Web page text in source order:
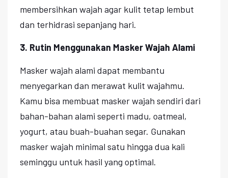
membersihkan wajah agar kulit tetap lembut
dan terhidrasi sepanjang hari.
3. Rutin Menggunakan Masker Wajah Alami
Masker wajah alami dapat membantu
menyegarkan dan merawat kulit wajahmu.
Kamu bisa membuat masker wajah sendiri dari
bahan-bahan alami seperti madu, oatmeal,
yogurt, atau buah-buahan segar. Gunakan
masker wajah minimal satu hingga dua kali
seminggu untuk hasil yang optimal.